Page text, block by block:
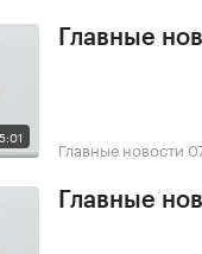
Главные
Главные новости
Главные